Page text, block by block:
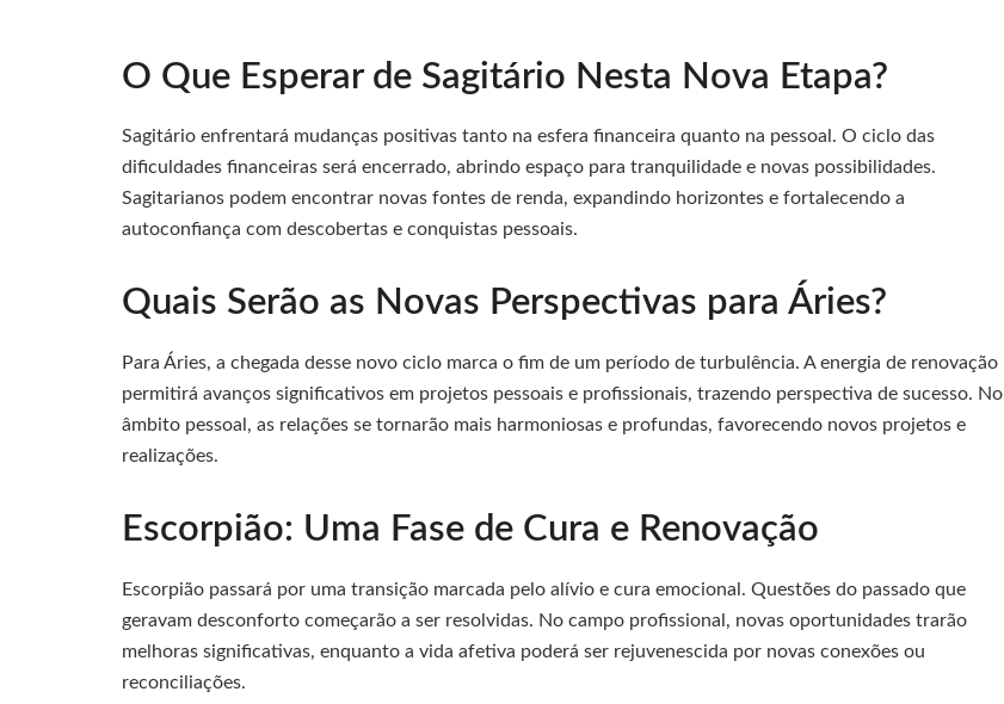
O Que Esperar de Sagitário Nesta Nova Etapa?
Sagitário enfrentará mudanças positivas tanto na esfera financeira quanto na pessoal. O ciclo das
dificuldades financeiras será encerrado, abrindo espaço para tranquilidade e novas possibilidades.
Sagitarianos podem encontrar novas fontes de renda, expandindo horizontes e fortalecendo a
autoconfiança com descobertas e conquistas pessoais.
Quais Serão as Novas Perspectivas para Áries?
Para Áries, a chegada desse novo ciclo marca o fim de um período de turbulência. A energia de renovação
permitirá avanços significativos em projetos pessoais e profissionais, trazendo perspectiva de sucesso. No
âmbito pessoal, as relações se tornarão mais harmoniosas e profundas, favorecendo novos projetos e
realizações.
Escorpião: Uma Fase de Cura e Renovação
Escorpião passará por uma transição marcada pelo alívio e cura emocional. Questões do passado que
geravam desconforto começarão a ser resolvidas. No campo profissional, novas oportunidades trarão
melhoras significativas, enquanto a vida afetiva poderá ser rejuvenescida por novas conexões ou
reconciliações.